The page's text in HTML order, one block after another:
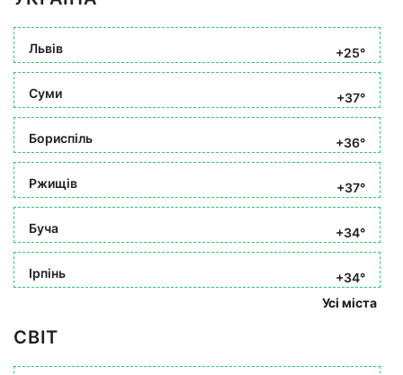
Львів +25°
Суми +37°
Бориспіль +36°
Ржищів +37°
Буча +34°
Ірпінь
+34°
Усі міста
СВІТ